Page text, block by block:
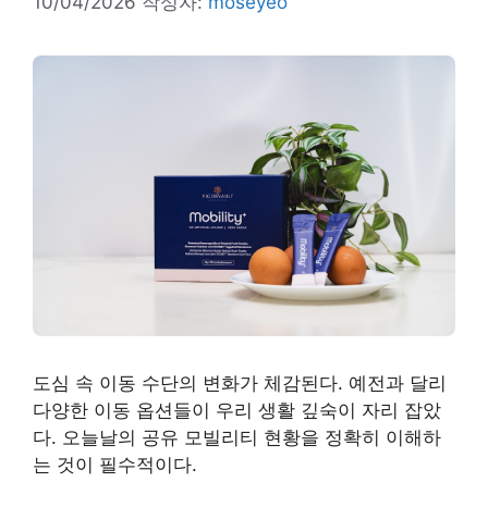
도심 속 이동 수단의 변화가 체감된다. 예전과 달리
다양한 이동 옵션들이 우리 생활 깊숙이 자리 잡았
다. 오늘날의 공유 모빌리티 현황을 정확히 이해하
는 것이 필수적이다.